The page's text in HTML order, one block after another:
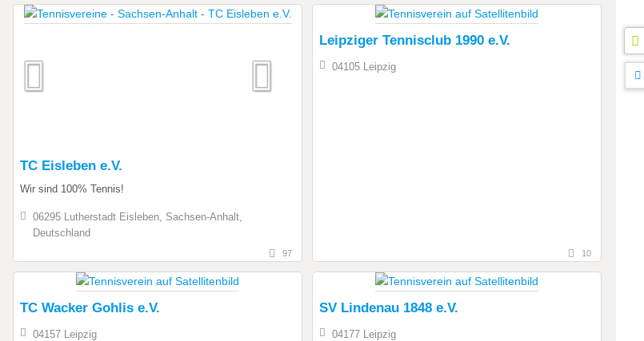
TC Eisleben e.V.
Wir sind 100% Tennis!
06295 Lutherstadt Eisleben, Sachsen-Anhalt,
Deutschland
97
Leipziger Tennisclub 1990 e.V.
04105 Leipzig
10
TC Wacker Gohlis e.V.
04157 Leipzig
SV Lindenau 1848 e.V.
04177 Leipzig